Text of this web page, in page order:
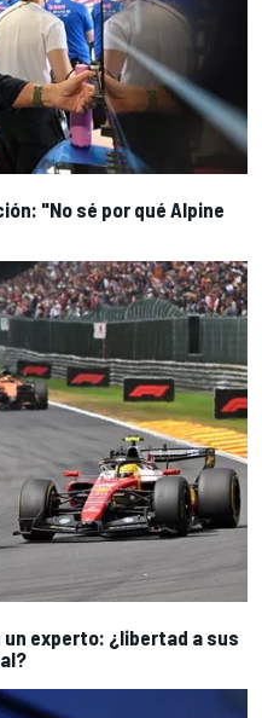
"No sé por qué Alpine
un experto: ¿libertad a sus